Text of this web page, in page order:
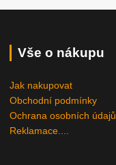
Vše o nákupu
Jak nakupovat
Obchodní podmínky
Ochrana osobních údajů
Reklamace....